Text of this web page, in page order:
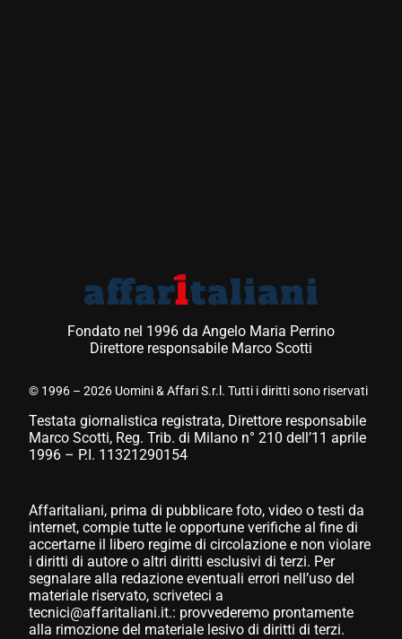
Fondato nel 1996 da Angelo Maria Perrino
Direttore responsabile Marco Scotti
© 1996 – 2026 Uomini & Affari S.r.l. Tutti i diritti sono riservati
Testata giornalistica registrata, Direttore responsabile
Marco Scotti, Reg. Trib. di Milano n° 210 dell’11 aprile
1996 – P.I. 11321290154
Affaritaliani, prima di pubblicare foto, video o testi da
internet, compie tutte le opportune verifiche al fine di
accertarne il libero regime di circolazione e non violare
i diritti di autore o altri diritti esclusivi di terzi. Per
segnalare alla redazione eventuali errori nell’uso del
materiale riservato, scriveteci a
tecnici@affaritaliani.it.: provvederemo prontamente
alla rimozione del materiale lesivo di diritti di terzi.